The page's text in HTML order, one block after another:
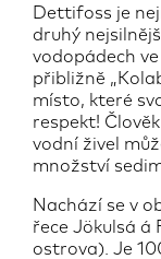
Dettifoss je
druhý
vodopádech
přibližně
místo, které
respekt!
vodní živel
množství
Nachází se v
řece Jökulsá á
ostrova). Je